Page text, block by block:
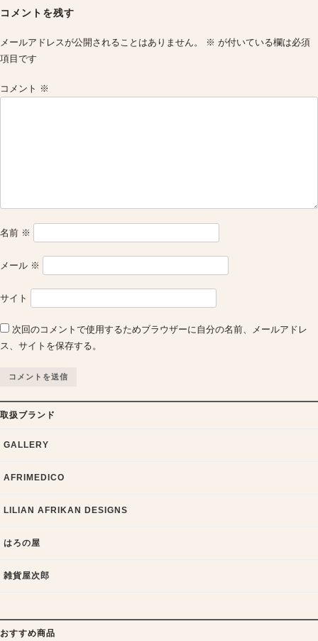
navigation
コメントを残す
メールアドレスが公開されることはありません。 ※ が付いている欄は必須
項目です
コメント ※
名前 ※
メール ※
サイト
次回のコメントで使用するためブラウザーに自分の名前、メールアドレ
ス、サイトを保存する。
取扱ブランド
GALLERY
AFRIMEDICO
LILIAN AFRIKAN DESIGNS
はろの屋
雑貨屋次郎
おすすめ商品